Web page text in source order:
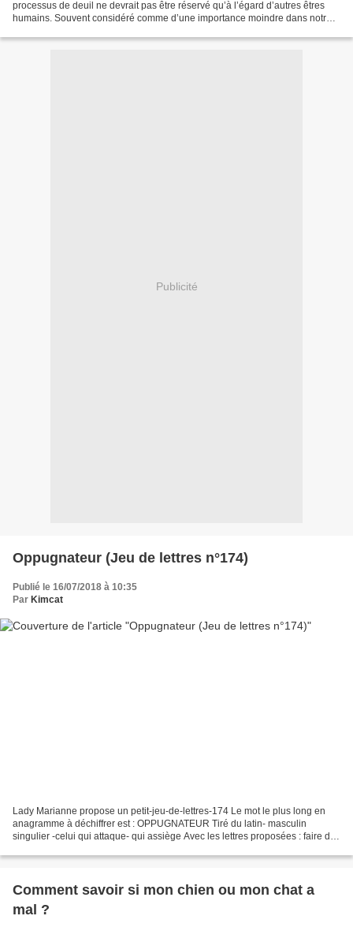
processus de deuil ne devrait pas être réservé qu’à l’égard d’autres êtres
humains. Souvent considéré comme d’une importance moindre dans notre
Publicité
Oppugnateur (Jeu de lettres n°174)
Publié le 16/07/2018 à 10:35
Par Kimcat
Lady Marianne propose un petit-jeu-de-lettres-174 Le mot le plus long en
anagramme à déchiffrer est : OPPUGNATEUR Tiré du latin- masculin
singulier -celui qui attaque- qui assiège Avec les lettres proposées : faire des
Comment savoir si mon chien ou mon chat a
mal ?